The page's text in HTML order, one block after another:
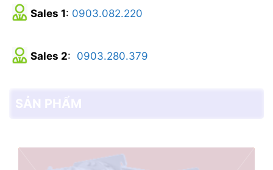
Sales 1: 0903.082.220
Sales 2: 0903.280.379